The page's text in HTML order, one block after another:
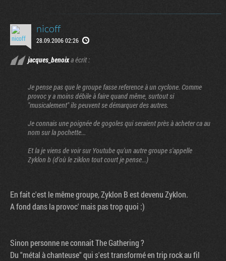
nicoff
28.09.2006 02:26
jacques_benoixa écrit :
Je pense pas que le groupe fasse reference à un cyclone. Comme
provoc y a moins débile à faire quand même, surtout si
"musicalement" ils peuvent se démarquer des autres.
Je connais une poignée de gogoles qui seraient près à acheter ca au
nom sur la pochette...
Et la je viens de voir sur Youtube qu'un autre groupe s'appelle
Zyklon b (d'où le ziklon tout court je pense...)
En fait c'est le même groupe, Zyklon B est devenu Zyklon.
A fond dans la provoc' mais pas trop quoi :)
Sinon personne ne connait The Gathering ?
Du "métal à chanteuse" qui s'est transformé en trip rock au fil